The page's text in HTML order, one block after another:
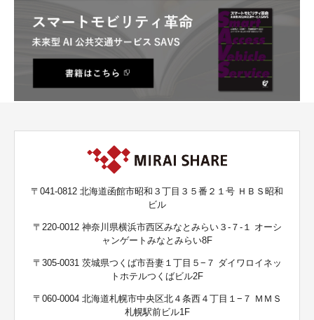
〒041-0812 北海道函館市昭和３丁目３５番２１号 ＨＢＳ昭和
ビル
〒220-0012 神奈川県横浜市西区みなとみらい３-７-１ オーシ
ャンゲートみなとみらい8F
〒305-0031 茨城県つくば市吾妻１丁目５−７ ダイワロイネッ
トホテルつくばビル2F
〒060-0004 北海道札幌市中央区北４条西４丁目１−７ ＭＭＳ
札幌駅前ビル1F